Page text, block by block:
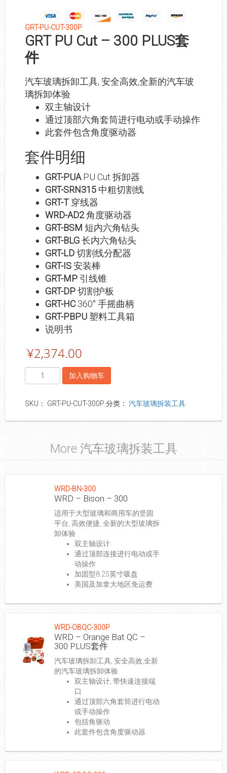
GRT-PU-CUT-300P
GRT PU Cut – 300 PLUS套
件
汽车玻璃拆卸工具, 安全高效,全新的汽车玻
璃拆卸体验
双主轴设计
通过顶部六角套筒进行电动或手动操作
此套件包含角度驱动器
套件明细
GRT-PUAPU Cut 拆卸器
GRT-SRN315 中粗切割线
GRT-T 穿线器
WRD-AD2角度驱动器
GRT-BSM 短内六角钻头
GRT-BLG长内六角钻头
GRT-LD切割线分配器
GRT-IS安装棒
GRT-MP 引线锥
GRT-DP切割护板
GRT-HC 360° 手摇曲柄
GRT-PBPU 塑料工具箱
说明书
¥2,374.00
量
加入购物车
SKU： GRT-PU-CUT-300P 分类： 汽车玻璃拆装工具
More 汽车玻璃拆装工具
WRD-BN-300
WRD – Bison – 300
适用于大型玻璃和商用车的坚固
平台, 高效便捷, 全新的大型玻璃拆
卸体验
双主轴设计
通过顶部连接进行电动或手
动操作
加固型8.25英寸吸盘
美国及加拿大地区免运费
WRD-OBQC-300P
WRD – Orange Bat QC –
300 PLUS套件
汽车玻璃拆卸工具, 安全高效,全新
的汽车玻璃拆卸体验
双主轴设计, 带快速连接端
口
通过顶部六角套筒进行电动
或手动操作
包括角驱动
此套件包含角度驱动器